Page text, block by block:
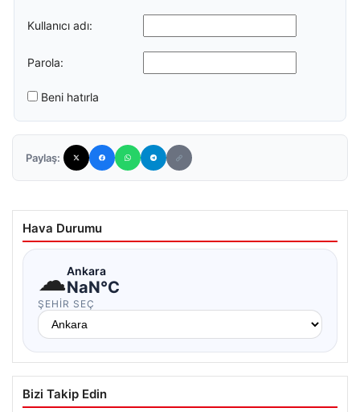
Kullanıcı adı:
Parola:
Beni hatırla
Paylaş:
Hava Durumu
☁Ankara
NaN°C
ŞEHIR SEÇ
Bizi Takip Edin